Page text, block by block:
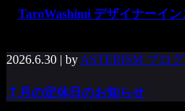
TaroWashimi デザイナーイ
2026.6.30 | by ASTERISM ブロ
７月の定休日のお知らせ